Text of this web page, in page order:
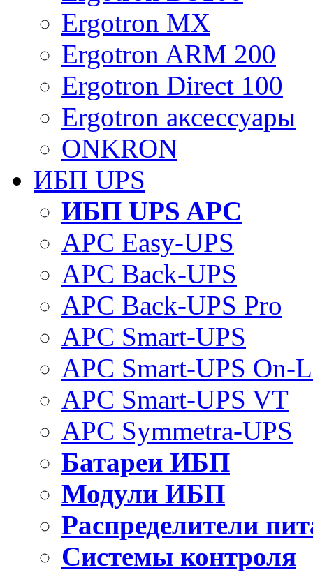
Ergotron MX
Ergotron ARM 200
Ergotron Direct 100
Ergotron аксессуары
ONKRON
ИБП UPS
ИБП UPS APC
APC Easy-UPS
APC Back-UPS
APC Back-UPS Pro
APC Smart-UPS
APC Smart-UPS On-
APC Smart-UPS VT
APC Symmetra-UPS
Батареи ИБП
Модули ИБП
Распределители
Системы контроля